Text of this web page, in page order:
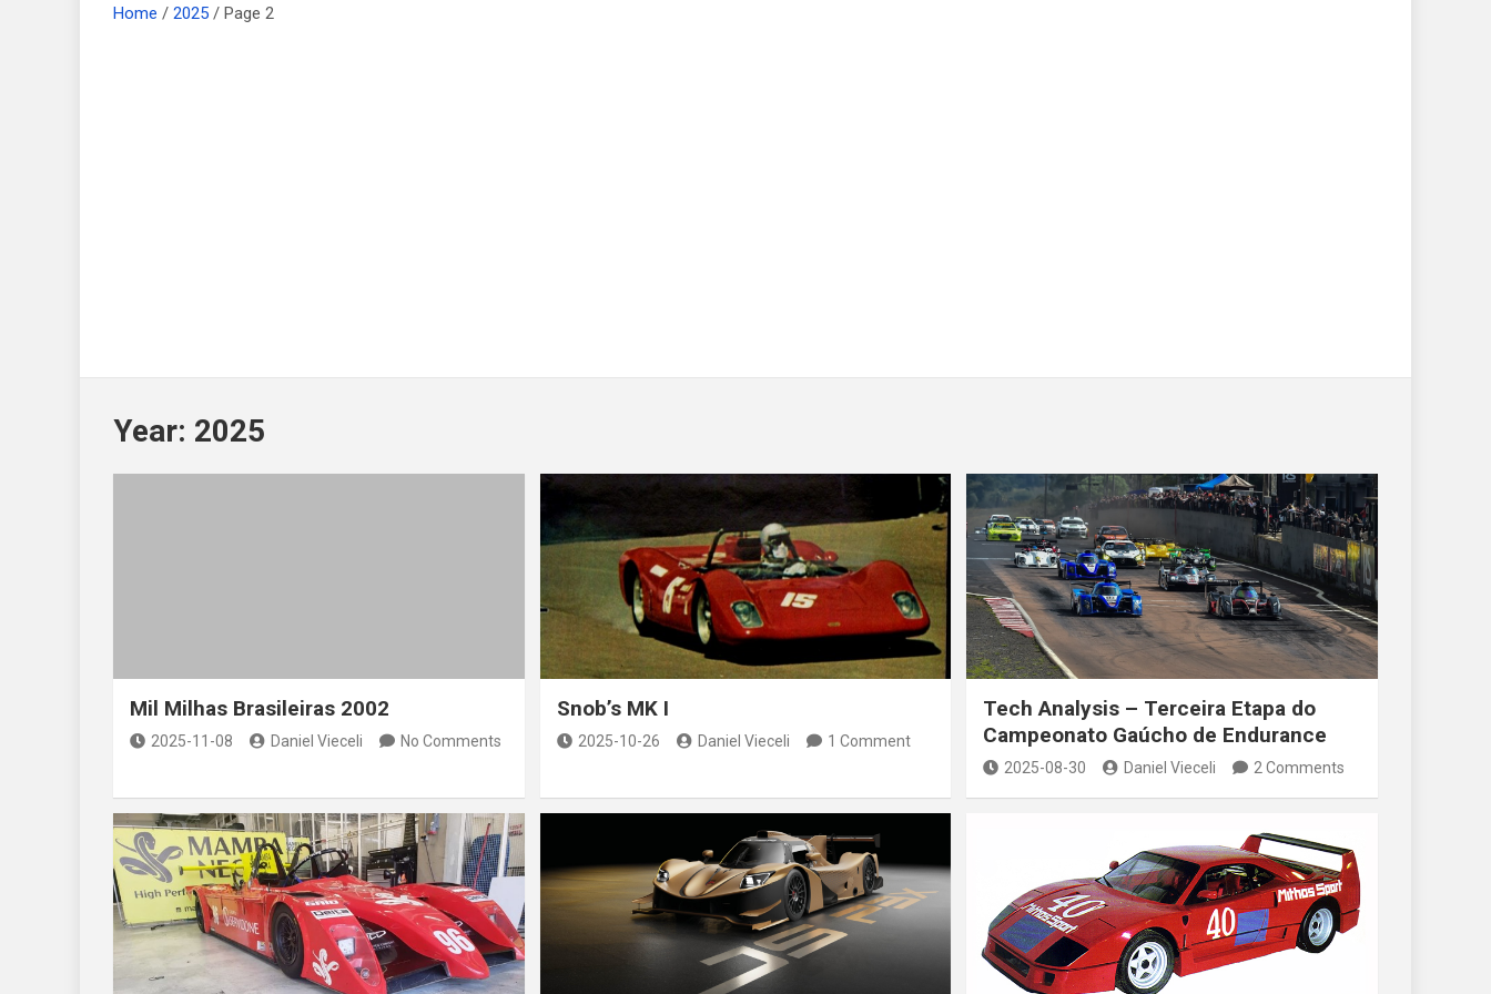
Home 2025 Page 2
Year: 2025
Mil Milhas Brasileiras 2002
2025-11-08 Daniel Vieceli No Comments
Snob’s MK I
2025-10-26 Daniel Vieceli 1 Comment
Tech Analysis – Terceira Etapa do
Campeonato Gaúcho de Endurance
2025-08-30 Daniel Vieceli 2 Comments